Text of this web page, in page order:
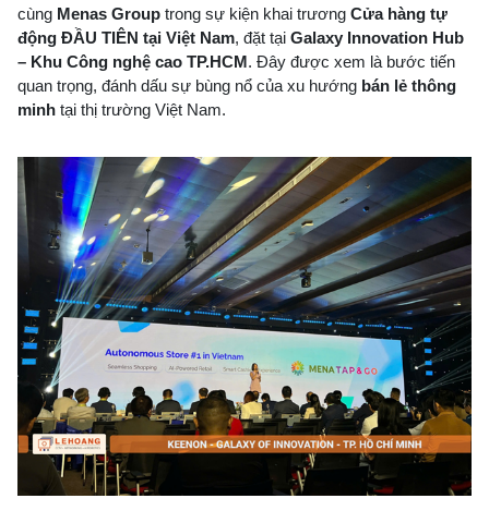
cùng Menas Group trong sự kiện khai trươngCửa hàng tự
động ĐẦU TIÊN tại Việt Nam, đặt tạiGalaxy Innovation Hub
– Khu Công nghệ cao TP.HCM . Đây được xem là bước tiến
quan trọng, đánh dấu sự bùng nổ của xu hướng bán lẻ thông
minh tại thị trường Việt Nam.